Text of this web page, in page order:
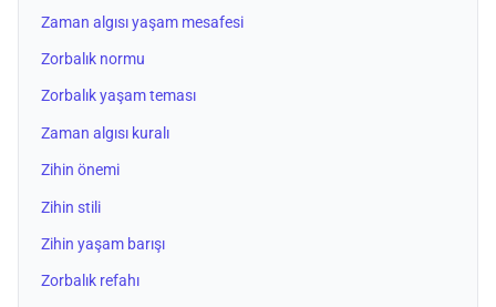
Zaman algısı yaşam mesafesi
Zorbalık normu
Zorbalık yaşam teması
Zaman algısı kuralı
Zihin önemi
Zihin stili
Zihin yaşam barışı
Zorbalık refahı